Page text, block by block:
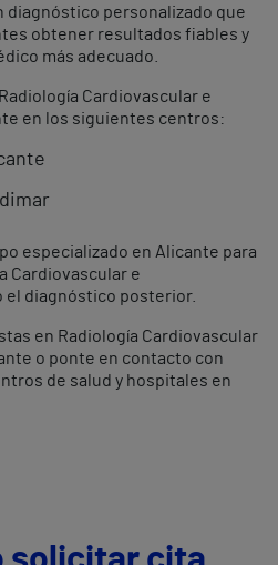
diagnóstico personalizado que
obtener resultados fiables y
más adecuado.
Cardiovascular e
en los siguientes centros:
especializado en Alicante para
Cardiovascular e
el diagnóstico posterior.
en Radiología Cardiovascular
o ponte en contacto con
de salud y hospitales en